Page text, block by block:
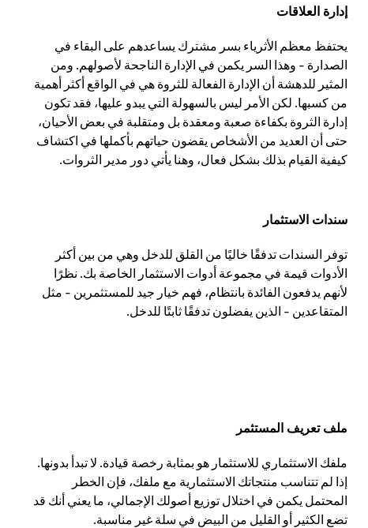
إدارة العلاقات
يحتفظ معظم الأثرياء بسر مشترك يساعدهم على البقاء في
الصدارة - وهذا السر يكمن في الإدارة الناجحة لأصولهم. ومن
المثير للدهشة أن الإدارة الفعالة للثروة هي في الواقع أكثر أهمية
من كسبها. لكن الأمر ليس بالسهولة التي يبدو عليها، فقد تكون
إدارة الثروة بكفاءة صعبة ومعقدة بل ومتقلبة في بعض الأحيان،
حتى أن العديد من الأشخاص يقضون حياتهم بأكملها في اكتشاف
كيفية القيام بذلك بشكل فعال، وهنا يأتي دور مدير الثروات.
سندات الاستثمار
توفر السندات تدفقًا خاليًا من القلق للدخل وهي من بين أكثر
الأدوات قيمة في مجموعة أدوات الاستثمار الخاصة بك. نظرًا
لأنهم يدفعون الفائدة بانتظام، فهم خيار جيد للمستثمرين - مثل
المتقاعدين - الذين يفضلون تدفقًا ثابتًا للدخل.
ملف تعريف المستثمر
ملفك الاستثماري للاستثمار هو بمثابة رخصة قيادة. لا تبدأ بدونها.
إذا لم تتناسب منتجاتك الاستثمارية مع ملفك، فإن الخطر
المحتمل يكمن في اختلال توزيع أصولك الإجمالي، ما يعني أنك قد
تضع الكثير أو القليل من البيض في سلة غير مناسبة.